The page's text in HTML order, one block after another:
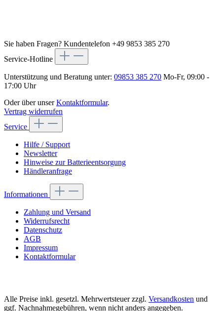
Sie haben Fragen? Kundentelefon +49 9853 385 270
Service-Hotline
Unterstützung und Beratung unter: 09853 385 270 Mo-Fr, 09:00 -
17:00 Uhr
Oder über unserKontaktformular.
Vertrag widerrufen
Service
Hilfe / Support
Newsletter
Hinweise zur Batterieentsorgung
Händleranfrage
Informationen
Zahlung und Versand
Widerrufsrecht
Datenschutz
AGB
Impressum
Kontaktformular
Alle Preise inkl. gesetzl. Mehrwertsteuer zzgl. Versandkosten und
ggf. Nachnahmegebühren, wenn nicht anders angegeben.